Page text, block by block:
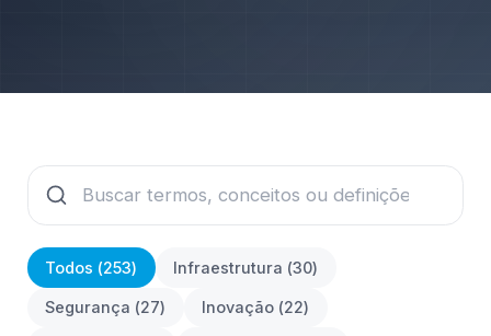
Todos (253) Infraestrutura (30)
Segurança (27) Inovação (22)